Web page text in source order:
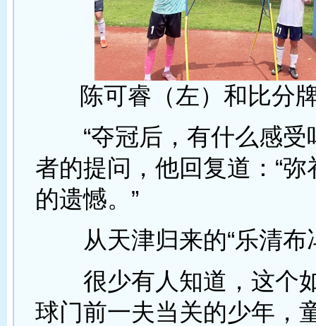
陈可睿（左）和比分
“夺冠后，有什么感受
者的提问，他回复道：“弥
的遗憾。”
从天津归来的“乐清布
很少有人知道，这个
球门前一夫当关的少年，